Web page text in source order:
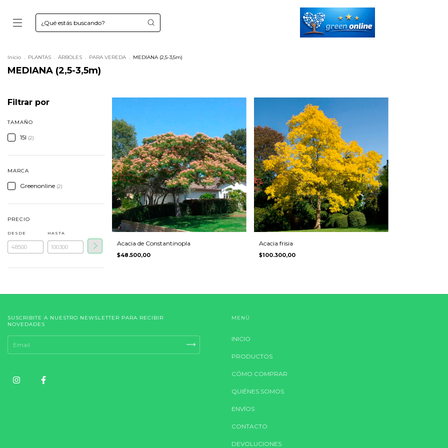
Inicio . PLANTAS . ÁRBOLES . PARA VEREDA . MEDIANA (2,5-3,5m)
MEDIANA (2,5-3,5m)
Filtrar por
TAMAÑO
15l (2)
MARCA
Greenonline (2)
PRECIO
DESDE HASTA
Acacia de Constantinopla
$48.500,00
Acacia frisia
$100.300,00
SUSCRIBITE A NUESTRO NEWSLETTER PARA RECIBIR
NOVEDADES
MENÚ
INICIO
PRODUCTOS
CÓMO COMPRAR
QUIÉNES SOMOS
ENVÍOS
CONTACTO
DEVOLUCIONES